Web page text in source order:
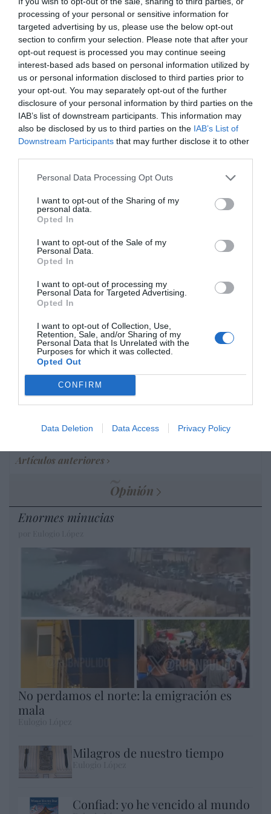
processing of your personal or sensitive information for
targeted advertising by us, please use the below opt-out
section to confirm your selection. Please note that after your
opt-out request is processed you may continue seeing
interest-based ads based on personal information utilized by
us or personal information disclosed to third parties prior to
your opt-out. You may separately opt-out of the further
disclosure of your personal information by third parties on the
IAB’s list of downstream participants. This information may
also be disclosed by us to third parties on the IAB’s List of
Downstream Participants that may further disclose it to other
Personal Data Processing Opt Outs
I want to opt-out of the Sharing of my
personal data.
Opted In
I want to opt-out of the Sale of my
Personal Data.
Opted In
I want to opt-out of processing my
Personal Data for Targeted Advertising.
Opted In
I want to opt-out of Collection, Use,
Retention, Sale, and/or Sharing of my
Personal Data that Is Unrelated with the
Purposes for which it was collected.
Opted Out
CONFIRM
Data Deletion Data Access Privacy Policy
julio y ya superan a los de la burbuja
inmobiliaria
Rocío Orizaola 05/08/26 12:30
SOCIEDAD
Invasión de Ceuta. Vecinos denuncian la
violación en manada de una inmigrante
irregular menor de edad: “Hay testigos”
Redacción 05/08/26 12:03
INTERNACIONAL
Vuelta a la cordura. Reino Unido obligará a
que los aseos o vestuarios sean utilizados en
función del sexo de nacimiento
Rocío Orizaola 05/08/26 13:32
Marcelo Gullo: “El trabajo de desmitificar la
historia, de poner la verdadera, de
desmontar la falsificación, es un trabajo
cristiano"
por Hispanidad
Artículos anteriores
DIARIO DE LA CORRUPCIÓN SANCHISTA
Diario de la corrupción sanchista. Bolaños
se reunió en el año 2025 hasta seis veces
con Zapatero, mientras se desarrollaba la
investigación judicial sobre la aerolínea
Plus Ultra
Artículos anteriores
Opinión
Enormes minucias
No perdamos el norte: la emigración es
mala
Milagros de nuestro tiempo
Confiad: yo he vencido al mundo